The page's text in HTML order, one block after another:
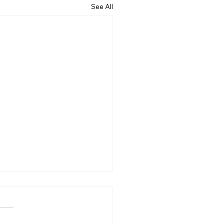
See All
살아가는 동안 수많은 기대